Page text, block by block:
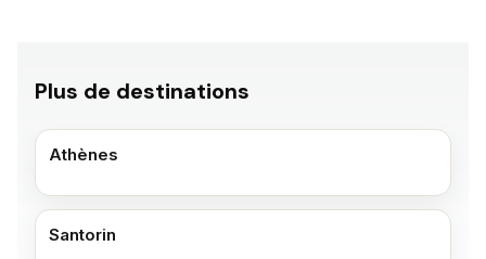
Plus de destinations
Athènes
Santorin